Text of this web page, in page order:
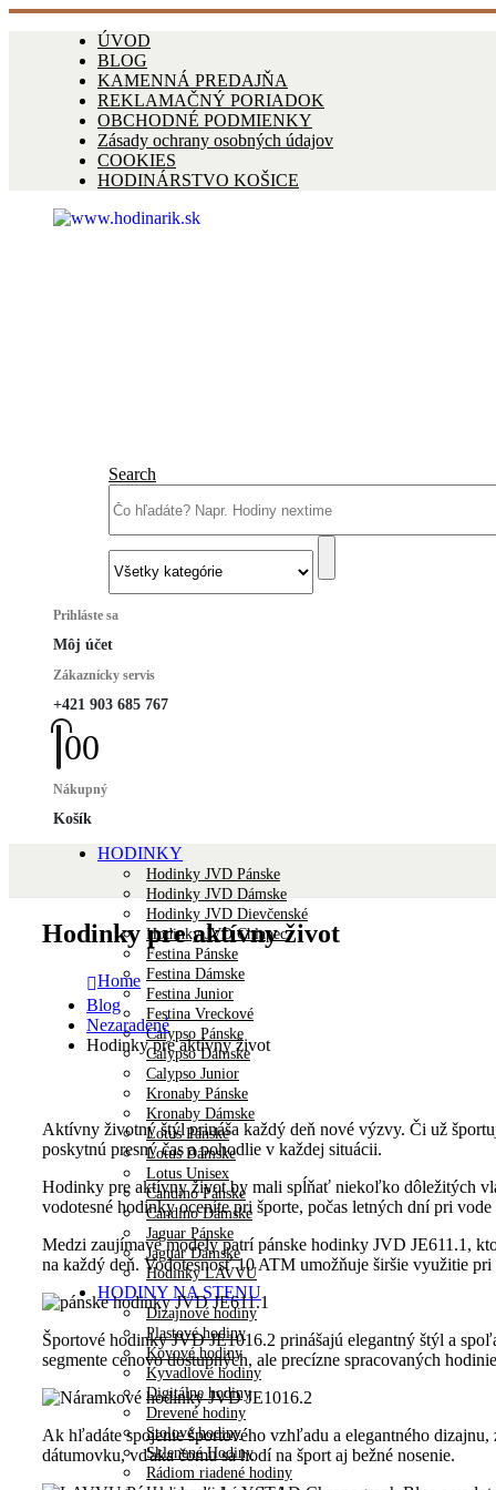
ÚVOD
BLOG
KAMENNÁ PREDAJŇA
REKLAMAČNÝ PORIADOK
OBCHODNÉ PODMIENKY
Zásady ochrany osobných údajov
COOKIES
HODINÁRSTVO KOŠICE
Search
Prihláste sa
Môj účet
Zákaznícky servis
+421 903 685 767
00
Nákupný
Košík
HODINKY
Hodinky JVD Pánske
Hodinky JVD Dámske
Hodinky JVD Dievčenské
Hodinky JVD Chlapec
Festina Pánske
Festina Dámske
Festina Junior
Festina Vreckové
Calypso Pánske
Calypso Dámske
Calypso Junior
Kronaby Pánske
Kronaby Dámske
Lotus Pánske
Lotus Dámske
Lotus Unisex
Candino Pánske
Candino Dámske
Jaguar Pánske
Jaguar Dámske
Hodinky LAVVU
HODINY NA STENU
Dizajnové hodiny
Plastové hodiny
Kovové hodiny
Kyvadlové hodiny
Digitálne hodiny
Drevené hodiny
Stolové hodiny
Sklenené Hodiny
Rádiom riadené hodiny
Hodinky pre aktívny život
Home
Blog
Nezaradené
Hodinky pre aktívny život
Aktívny životný štýl prináša každý deň nové výzvy. Či už
poskytnú presný čas a pohodlie v každej situácii.
Hodinky pre aktívny život by mali spĺňať niekoľko dôležitých
vodotesné hodinky oceníte pri športe, počas letných dní pri
Medzi zaujímavé modely patrí pánske hodinky JVD JE611.1,
na každý deň. Vodotesnosť 10 ATM umožňuje širšie využitie
Športové hodinky JVD JE1016.2 prinášajú elegantný štýl a
segmente cenovo dostupných, ale precízne spracovaných
Ak hľadáte spojenie športového vzhľadu a elegantného
dátumovku, vďaka čomu sa hodí na šport aj bežné nosenie.